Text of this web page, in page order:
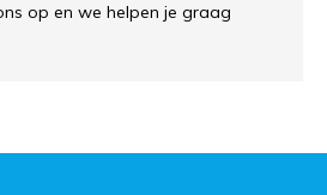
op en we helpen je graag